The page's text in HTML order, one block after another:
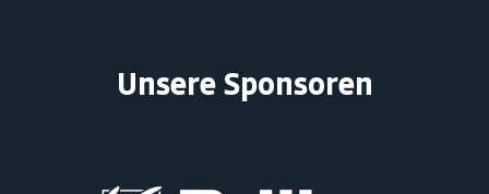
Unsere Sponsoren